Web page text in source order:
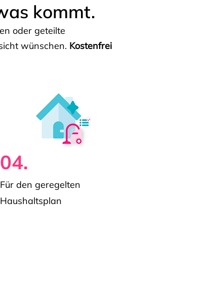
kommt.
oder geteilte
wünschen. Kostenfrei
04.
Für den geregelten
Haushaltsplan